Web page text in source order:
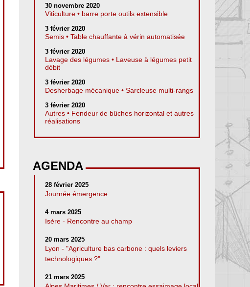
30 novembre 2020
Viticulture • barre porte outils extensible
3 février 2020
Semis • Table chauffante à vérin automatisée
3 février 2020
Lavage des légumes • Laveuse à légumes petit
débit
3 février 2020
Desherbage mécanique • Sarcleuse multi-rangs
3 février 2020
Autres • Fendeur de bûches horizontal et autres
réalisations
AGENDA
28 février 2025
Journée émergence
4 mars 2025
Isère - Rencontre au champ
20 mars 2025
Lyon - "Agriculture bas carbone : quels leviers
technologiques ?"
21 mars 2025